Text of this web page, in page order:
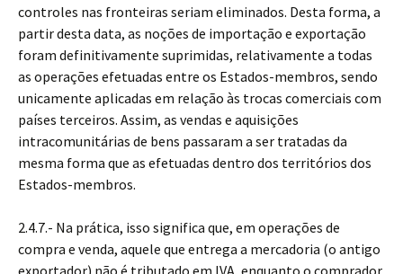
controles nas fronteiras seriam eliminados. Desta forma, a
partir desta data, as noções de importação e exportação
foram definitivamente suprimidas, relativamente a todas
as operações efetuadas entre os Estados-membros, sendo
unicamente aplicadas em relação às trocas comerciais com
países terceiros. Assim, as vendas e aquisições
intracomunitárias de bens passaram a ser tratadas da
mesma forma que as efetuadas dentro dos territórios dos
Estados-membros.
2.4.7.- Na prática, isso significa que, em operações de
compra e venda, aquele que entrega a mercadoria (o antigo
exportador) não é tributado em IVA, enquanto o comprador